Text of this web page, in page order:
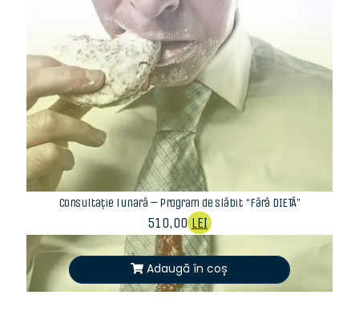
Consultație lunară – Program de slăbit “Fără DIETĂ”
510,00 LEI
Adaugă în coș